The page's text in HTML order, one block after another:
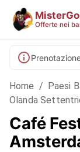
Offerte nei
Home / Paesi
Olanda
Café